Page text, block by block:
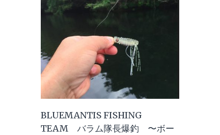
BLUEMANTIS FISHING
TEAM バラム隊長爆釣 〜ボー